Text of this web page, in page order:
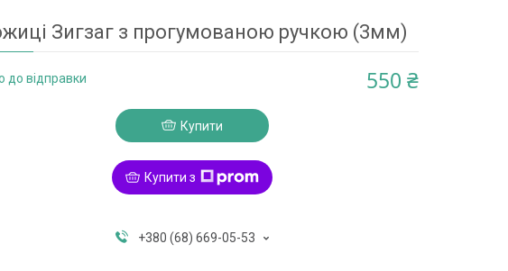
Зигзаг з прогумованою ручкою (3мм)
до відправки 550 ₴
Купити
Купити з
+380 (68) 669-05-53